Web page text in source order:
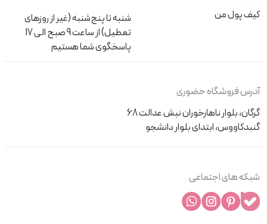
کیف پول من
شنبه تا پنج‌شنبه (غیر از روزهای
تعطیل) از ساعت 9 صبح الی 17
پاسخگوی شما هستیم
آدرس فروشگاه حضوری
گرگان، بلوار ناهارخوران نبش عدالت 68
گنبدکاووس، ابتدای بلوار دانشجو
شبکه های اجتماعی